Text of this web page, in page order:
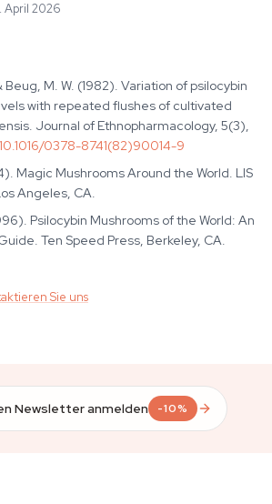
April 2026
M. W. (1982). Variation of psilocybin
with repeated flushes of cultivated
Journal of Ethnopharmacology, 5(3),
10.1016/0378-8741(82)90014-9
Magic Mushrooms Around the World. LIS
Angeles, CA.
Psilocybin Mushrooms of the World: An
Ten Speed Press, Berkeley, CA.
Sie uns
Newsletter anmelden -10%